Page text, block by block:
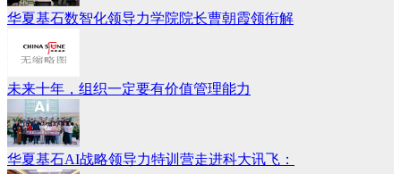
华夏基石数智化领导力学院院长曹朝霞领衔解
未来十年，组织一定要有价值管理能力
华夏基石AI战略领导力特训营走进科大讯飞：